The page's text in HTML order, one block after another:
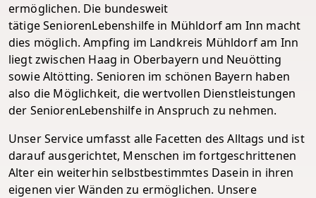
ermöglichen. Die bundesweit
tätige SeniorenLebenshilfe in Mühldorf am Inn macht
dies möglich. Ampfing im Landkreis Mühldorf am Inn
liegt zwischen Haag in Oberbayern und Neuötting
sowie Altötting. Senioren im schönen Bayern haben
also die Möglichkeit, die wertvollen Dienstleistungen
der SeniorenLebenshilfe in Anspruch zu nehmen.
Unser Service umfasst alle Facetten des Alltags und ist
darauf ausgerichtet, Menschen im fortgeschrittenen
Alter ein weiterhin selbstbestimmtes Dasein in ihren
eigenen vier Wänden zu ermöglichen. Unsere